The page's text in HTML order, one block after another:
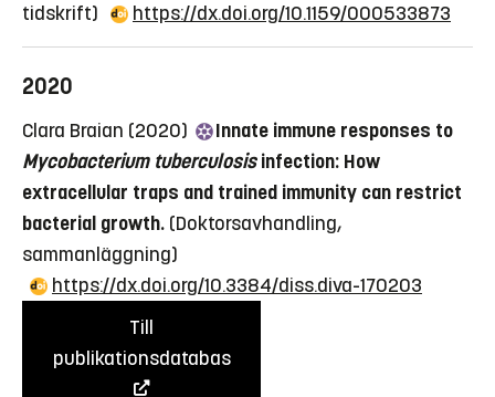
tidskrift)
https://dx.doi.org/10.1159/000533873
2020
Clara Braian (2020)
Innate immune responses to
Mycobacterium tuberculosisinfection: How
extracellular traps and trained immunity can restrict
bacterial growth. (Doktorsavhandling,
sammanläggning)
https://dx.doi.org/10.3384/diss.diva-170203
Till
publikationsdatabas